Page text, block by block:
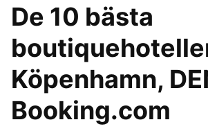
De 10 bästa
Köpenhamn,
Booking.com